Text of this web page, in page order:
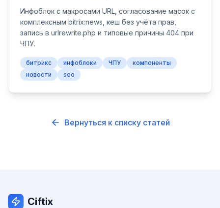
Инфоблок с макросами URL, согласование масок с
комплексным bitrix:news, кеш без учёта прав,
запись в urlrewrite.php и типовые причины 404 при
ЧПУ.
битрикс инфоблоки ЧПУ
компоненты
новости
seo
Вернуться к списку статей
Ciftix